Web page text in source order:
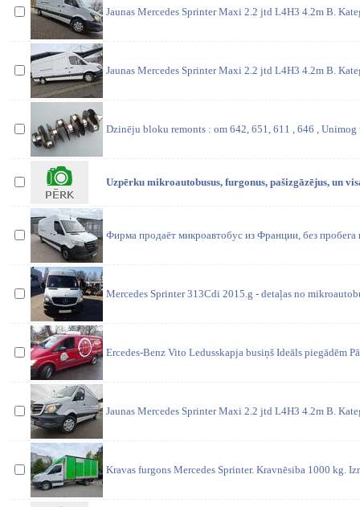
Jaunas Mercedes Sprinter Maxi 2.2 jtd L4H3 4.2m B.
Jaunas Mercedes Sprinter Maxi 2.2 jtd L4H3 4.2m B.
Dzinēju bloku remonts : om 642, 651, 611 , 646 ,
Uzpērku mikroautobusus, furgonus, pašizgāzējus, un
Фирма продаёт микроавтобус из Франции, без
Mercedes Sprinter 313Cdi 2015.g - detaļas no
Ercedes-Benz Vito Ledusskapja busiņš Ideāls piegādēm
Jaunas Mercedes Sprinter Maxi 2.2 jtd L4H3 4.2m B.
Kravas furgons Mercedes Sprinter. Kravnēsiba 1000 kg.